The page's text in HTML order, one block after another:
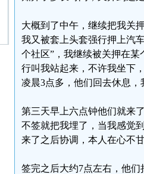
大概到了中午，继续把我关
我又被套上头套强行押上汽
个社区”，我继续被关押在
行叫我站起来，不许我坐下
凌晨3点多，他们回去休息
第三天早上六点钟他们就来
不签就把我埋了，当我感觉
来了之后协调，本人在心不
签完之后大约7点左右，他